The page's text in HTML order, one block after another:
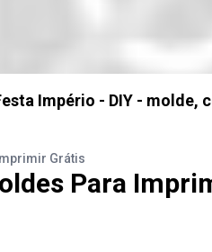
Império - DIY - molde,
Grátis
Para